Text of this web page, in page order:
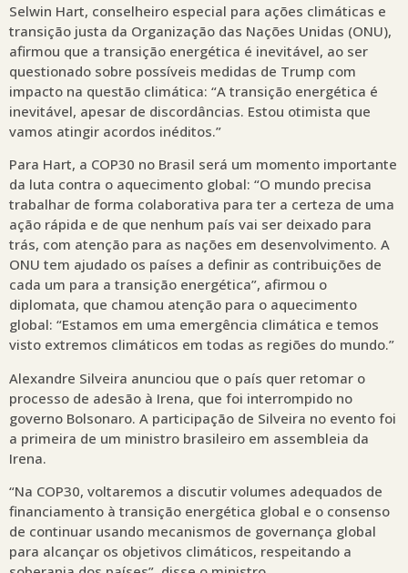
Selwin Hart, conselheiro especial para ações climáticas e
transição justa da Organização das Nações Unidas (ONU),
afirmou que a transição energética é inevitável, ao ser
questionado sobre possíveis medidas de Trump com
impacto na questão climática: “A transição energética é
inevitável, apesar de discordâncias. Estou otimista que
vamos atingir acordos inéditos.”
Para Hart, a COP30 no Brasil será um momento importante
da luta contra o aquecimento global: “O mundo precisa
trabalhar de forma colaborativa para ter a certeza de uma
ação rápida e de que nenhum país vai ser deixado para
trás, com atenção para as nações em desenvolvimento. A
ONU tem ajudado os países a definir as contribuições de
cada um para a transição energética”, afirmou o
diplomata, que chamou atenção para o aquecimento
global: “Estamos em uma emergência climática e temos
visto extremos climáticos em todas as regiões do mundo.”
Alexandre Silveira anunciou que o país quer retomar o
processo de adesão à Irena, que foi interrompido no
governo Bolsonaro. A participação de Silveira no evento foi
a primeira de um ministro brasileiro em assembleia da
Irena.
“Na COP30, voltaremos a discutir volumes adequados de
financiamento à transição energética global e o consenso
de continuar usando mecanismos de governança global
para alcançar os objetivos climáticos, respeitando a